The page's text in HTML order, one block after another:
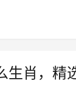
生肖，精